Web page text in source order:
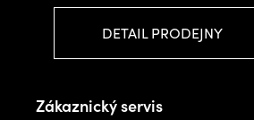
DETAIL PRODEJNY
Zákaznický servis